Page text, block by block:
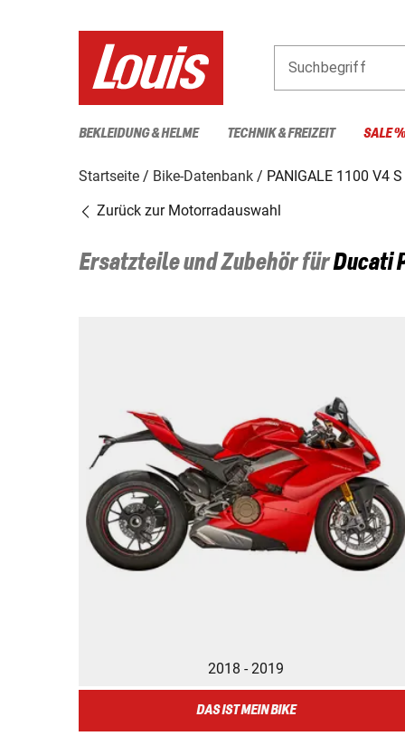
Suchbegriff
BEKLEIDUNG & HELME TECHNIK & FREIZEIT SALE %
Startseite Bike-Datenbank
PANIGALE 1100 V4 S
Zurück zur Motorradauswahl
Ersatzteile und Zubehör fürDucati
2018 - 2019
DAS IST MEIN BIKE